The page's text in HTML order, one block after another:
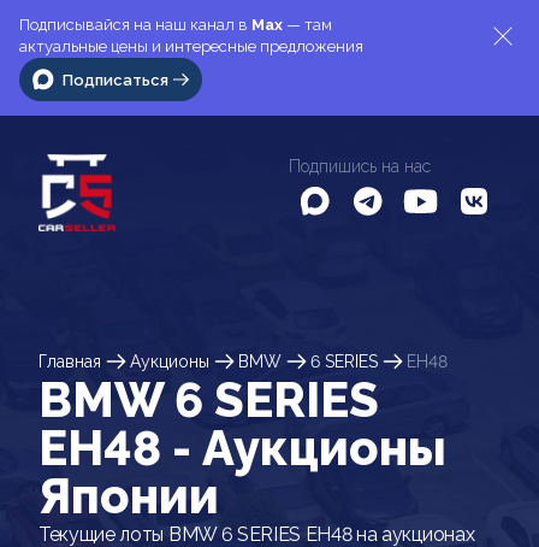
Подписывайся на наш канал в Max — там
актуальные цены и интересные предложения
Подписаться
Подпишись на нас
Главная Аукционы BMW 6 SERIES EH48
BMW 6 SERIES
EH48 - Аукционы
Японии
Текущие лоты BMW 6 SERIES EH48 на аукционах